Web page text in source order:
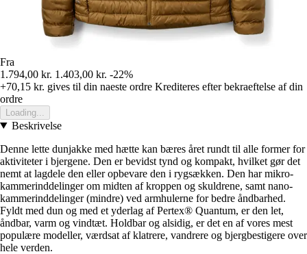
Fra
1.794,00 kr. 1.403,00 kr. -22%
+70,15 kr. gives til din naeste ordre Krediteres efter bekraeftelse af din
ordre
Loading...
Beskrivelse
Denne lette dunjakke med hætte kan bæres året rundt til alle former for
aktiviteter i bjergene. Den er bevidst tynd og kompakt, hvilket gør det
nemt at lagdele den eller opbevare den i rygsækken. Den har mikro-
kammerinddelinger om midten af kroppen og skuldrene, samt nano-
kammerinddelinger (mindre) ved armhulerne for bedre åndbarhed.
Fyldt med dun og med et yderlag af Pertex® Quantum, er den let,
åndbar, varm og vindtæt. Holdbar og alsidig, er det en af vores mest
populære modeller, værdsat af klatrere, vandrere og bjergbestigere over
hele verden.